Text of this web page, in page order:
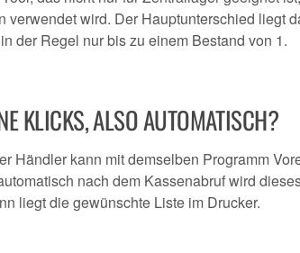
wird. Der Hauptunterschied liegt
der Regel nur bis zu einem Bestand von 1.
KLICKS, ALSO AUTOMATISCH?
Händler kann mit demselben Programm
nach dem Kassenabruf wird
liegt die gewünschte Liste im Drucker.